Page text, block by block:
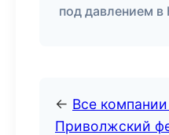
под давлением
← Все
Приволжский